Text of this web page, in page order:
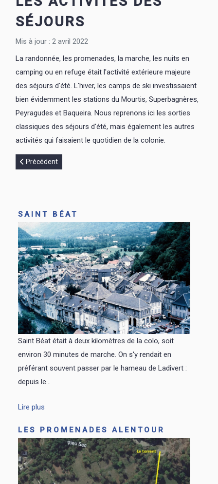
SÉJOURS
Mis à jour : 2 avril 2022
La randonnée, les promenades, la marche, les nuits en
camping ou en refuge était l'activité extérieure majeure
des séjours d'été. L'hiver, les camps de ski investissaient
bien évidemment les stations du Mourtis, Superbagnères,
Peyragudes et Baqueira. Nous reprenons ici les sorties
classiques des séjours d'été, mais également les autres
activités qui faisaient le quotidien de la colonie.
Article précédent : Les grottes de Gargas et Saint Bertrand de
Précédent
SAINT BÉAT
Saint Béat était à deux kilomètres de la colo, soit
environ 30 minutes de marche. On s'y rendait en
préférant souvent passer par le hameau de Ladivert :
depuis le...
Lire plus
LES PROMENADES ALENTOUR
Juillet 1984